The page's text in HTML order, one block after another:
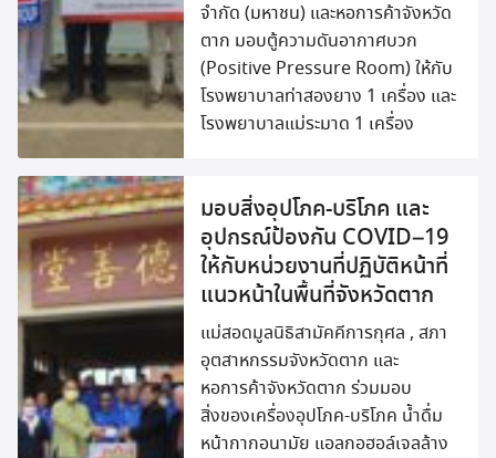
จำกัด (มหาชน) และหอการค้าจังหวัด
ตาก มอบตู้ความดันอากาศบวก
(Positive Pressure Room) ให้กับ
โรงพยาบาลท่าสองยาง 1 เครื่อง และ
โรงพยาบาลแม่ระมาด 1 เครื่อง
มอบสิ่งอุปโภค-บริโภค และ
อุปกรณ์ป้องกัน COVID–19
ให้กับหน่วยงานที่ปฏิบัติหน้าที่
แนวหน้าในพื้นที่จังหวัดตาก
แม่สอดมูลนิธิสามัคคีการกุศล , สภา
อุตสาหกรรมจังหวัดตาก และ
หอการค้าจังหวัดตาก ร่วมมอบ
สิ่งของเครื่องอุปโภค-บริโภค น้ำดื่ม
หน้ากากอนามัย แอลกอฮอล์เจลล้าง